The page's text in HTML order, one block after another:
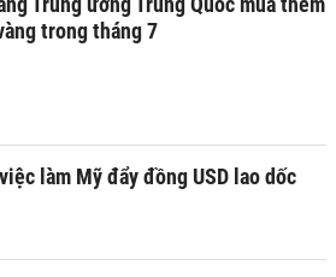
trong tháng 7
làm Mỹ đẩy đồng USD lao dốc